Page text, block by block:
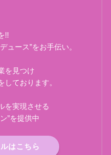
!!
ュース”をお手伝い。
を見つけ
ております。
を実現させる
”を提供中
はこちら